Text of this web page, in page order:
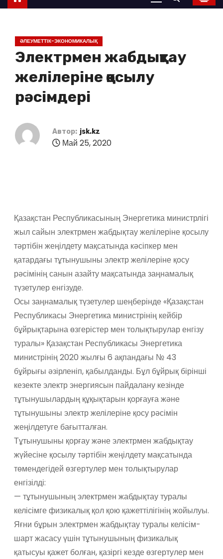
ӘЛЕУМЕТТІК-ЭКОНОМИКАЛЫҚ
Электрмен жабдықтау
желілеріне қосылу
рәсімдері
Автор: jsk.kz
Май 25, 2020
Қазақстан Республикасының Энергетика министрлігі
жыл сайын электрмен жабдықтау желілеріне қосылу
тәртібін жеңілдету мақсатында кәсіпкер мен
қатардағы тұтынушыны электр желілеріне қосу
рәсімінің санын азайту мақсатында заңнамалық
түзетулер енгізуде.
Осы заңнамалық түзетулер шеңберінде «Қазақстан
Республикасы Энергетика министрінің кейбір
бұйрықтарына өзгерістер мен толықтырулар енгізу
туралы» Қазақстан Республикасы Энергетика
министрінің 2020 жылғы 6 ақпандағы № 43
бұйрығы әзірленіп, қабылданды. Бұл бұйрық бірінші
кезекте электр энергиясын пайдалану кезінде
тұтынушылардың құқықтарын қорғауға және
тұтынушыны электр желілеріне қосу рәсімін
жеңілдетуге бағытталған.
Тұтынушыны қорғау және электрмен жабдықтау
жүйесіне қосылу тәртібін жеңілдету мақсатында
төмендегідей өзгертулер мен толықтырулар
енгізілді:
— тұтынушының электрмен жабдықтау туралы
келісімге физикалық қол қою қажеттілігінің жойылуы.
Яғни бұрын электрмен жабдықтау туралы келісім-
шарт жасасу үшін тұтынушының физикалық
қатысуы қажет болған, қазіргі кезде өзгертулер мен